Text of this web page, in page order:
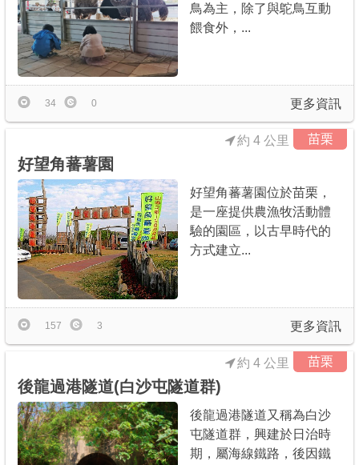
APP下載
鳥為主，除了與鴕鳥互動
餵食外，...
更多資訊
34 0
苗栗
約 4 公里
好望角蕃薯園
好望角蕃薯園位於苗栗，
是一座提供農漁牧活動體
驗的園區，以古早時代的
方式建立...
更多資訊
157 3
苗栗
約 4 公里
後龍過港隧道(白沙屯隧道群)
後龍過港隧道又稱為白沙
屯隧道群，興建於日治時
期，屬海線鐵路，後因鐵